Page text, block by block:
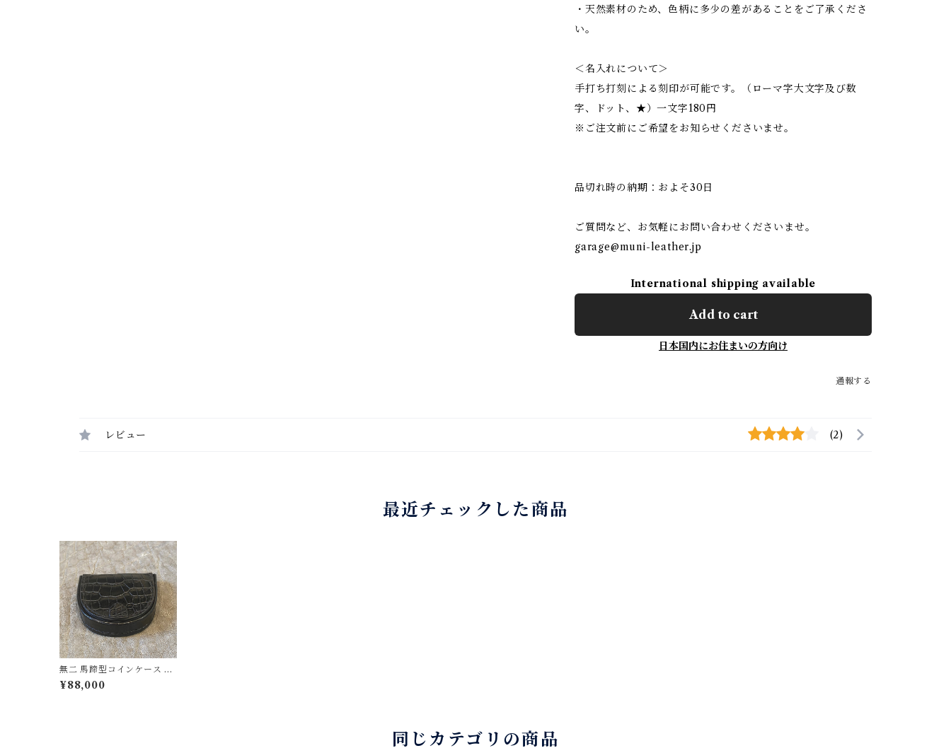
・天然素材のため、色柄に多少の差があることをご了承くださ
い。
＜名入れについて＞
手打ち打刻による刻印が可能です。（ローマ字大文字及び数
字、ドット、★）一文字180円
※ご注文前にご希望をお知らせくださいませ。
品切れ時の納期：およそ30日
ご質問など、お気軽にお問い合わせくださいませ。
garage@muni-leather.jp
International shipping available
Add to cart
日本国内にお住まいの方向け
通報する
レビュー (2)
最近チェックした商品
無二 馬蹄型コインケース ス
モールクロコ・マットブラ
ック×イタリーショルダー・
¥88,000
同じカテゴリの商品